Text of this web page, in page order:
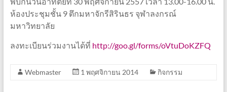
ห้องประชุมชั้น 9 ตึกมหาจักรีสิรินธร จุฬาลงกรณ์
มหาวิทยาลัย
ลงทะเบียนร่วมงานได้ที่ http://goo.gl/forms/oVtuDoKZFQ
Webmaster 1 พฤศจิกายน 2014 กิจกรรม